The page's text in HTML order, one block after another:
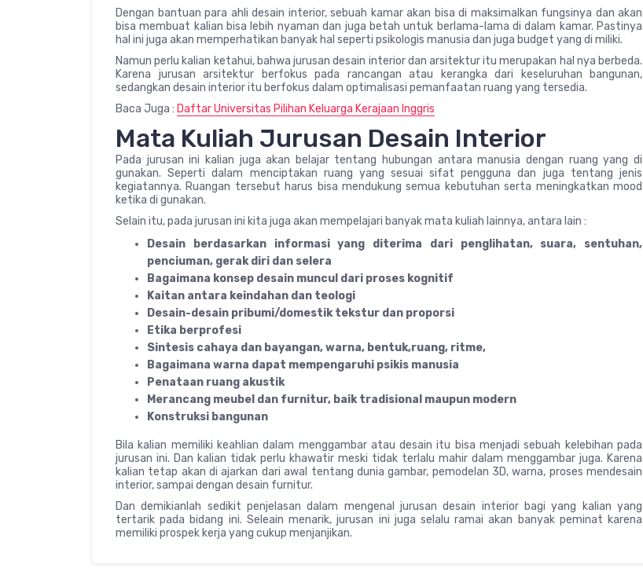
Dengan bantuan para ahli desain interior, sebuah kamar akan bisa di maksimalkan fungsinya dan akan
bisa membuat kalian bisa lebih nyaman dan juga betah untuk berlama-lama di dalam kamar. Pastinya
hal ini juga akan memperhatikan banyak hal seperti psikologis manusia dan juga budget yang di miliki.
Namun perlu kalian ketahui, bahwa jurusan desain interior dan arsitektur itu merupakan hal nya berbeda.
Karena jurusan arsitektur berfokus pada rancangan atau kerangka dari keseluruhan bangunan,
sedangkan desain interior itu berfokus dalam optimalisasi pemanfaatan ruang yang tersedia.
Baca Juga : Daftar Universitas Pilihan Keluarga Kerajaan Inggris
Mata Kuliah Jurusan Desain Interior
Pada jurusan ini kalian juga akan belajar tentang hubungan antara manusia dengan ruang yang di
gunakan. Seperti dalam menciptakan ruang yang sesuai sifat pengguna dan juga tentang jenis
kegiatannya. Ruangan tersebut harus bisa mendukung semua kebutuhan serta meningkatkan mood
ketika di gunakan.
Selain itu, pada jurusan ini kita juga akan mempelajari banyak mata kuliah lainnya, antara lain :
Desain berdasarkan informasi yang diterima dari penglihatan, suara, sentuhan,
penciuman, gerak diri dan selera
Bagaimana konsep desain muncul dari proses kognitif
Kaitan antara keindahan dan teologi
Desain-desain pribumi/domestik tekstur dan proporsi
Etika berprofesi
Sintesis cahaya dan bayangan, warna, bentuk,ruang, ritme,
Bagaimana warna dapat mempengaruhi psikis manusia
Penataan ruang akustik
Merancang meubel dan furnitur, baik tradisional maupun modern
Konstruksi bangunan
Bila kalian memiliki keahlian dalam menggambar atau desain itu bisa menjadi sebuah kelebihan pada
jurusan ini. Dan kalian tidak perlu khawatir meski tidak terlalu mahir dalam menggambar juga. Karena
kalian tetap akan di ajarkan dari awal tentang dunia gambar, pemodelan 3D, warna, proses mendesain
interior, sampai dengan desain furnitur.
Dan demikianlah sedikit penjelasan dalam mengenal jurusan desain interior bagi yang kalian yang
tertarik pada bidang ini. Seleain menarik, jurusan ini juga selalu ramai akan banyak peminat karena
memiliki prospek kerja yang cukup menjanjikan.